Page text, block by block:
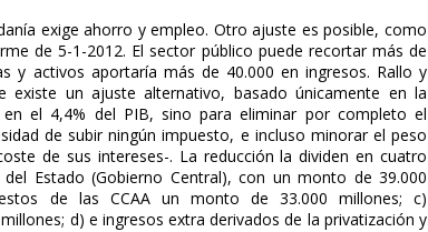
exige ahorro y empleo. Otro ajuste es posible, como
de 5-1-2012. El sector público puede recortar más de
y activos aportaría más de 40.000 en ingresos. Rallo y
un ajuste alternativo, basado únicamente en la
el 4,4% del PIB, sino para eliminar por completo el
de subir ningún impuesto, e incluso minorar el peso
de sus intereses-. La reducción la dividen en cuatro
Estado (Gobierno Central), con un monto de 39.000
de las CCAA un monto de 33.000 millones; c)
d) e ingresos extra derivados de la privatización y